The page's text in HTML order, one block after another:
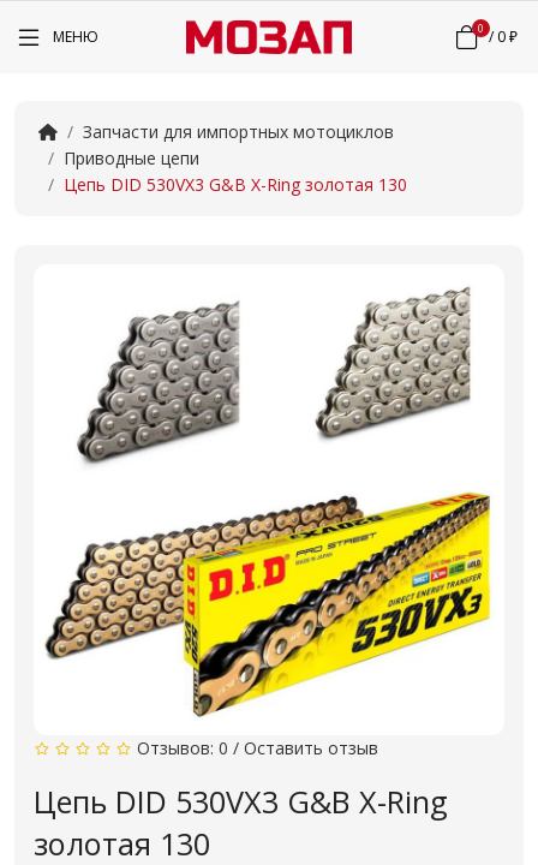
МЕНЮ 0 /0 ₽
Запчасти для импортных мотоциклов
Приводные цепи
Цепь DID 530VX3 G&B X-Ring золотая 130
Отзывов: 0 / Оставить отзыв
Цепь DID 530VX3 G&B X-Ring
золотая 130